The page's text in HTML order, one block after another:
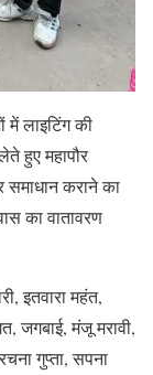
में लाइटिंग की
हुए महापौर
समाधान कराने का
का वातावरण
इतवारा महंत,
जगबाई, मंजू मरावी,
गुप्ता, सपना